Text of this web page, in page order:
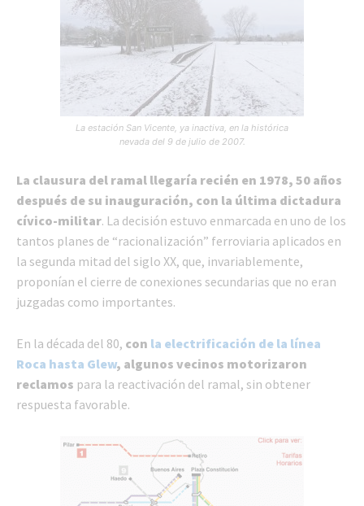
La estación San Vicente, ya inactiva, en la histórica
nevada del 9 de julio de 2007.
La clausura del ramal llegaría recién en 1978, 50 años
después de su inauguración, con la última dictadura
cívico-militar. La decisión estuvo enmarcada en uno de los
tantos planes de “racionalización” ferroviaria aplicados en
la segunda mitad del siglo XX, que, invariablemente,
proponían el cierre de conexiones secundarias que no eran
juzgadas como importantes.
En la década del 80, con la electrificación de la línea
Roca hasta Glew, algunos vecinos motorizaron
reclamos para la reactivación del ramal, sin obtener
respuesta favorable.